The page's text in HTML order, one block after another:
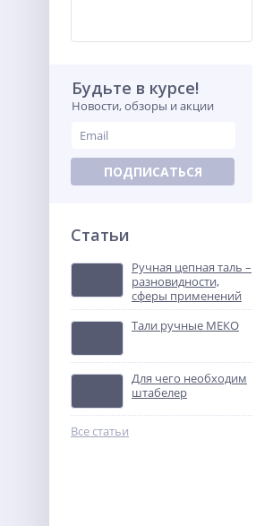
Будьте в курсе!
Новости, обзоры и акции
ПОДПИСАТЬСЯ
Статьи
Ручная цепная таль –
разновидности,
сферы применений
Тали ручные МЕКО
Для чего необходим
штабелер
Все статьи